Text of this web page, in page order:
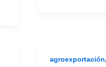
agroexportación